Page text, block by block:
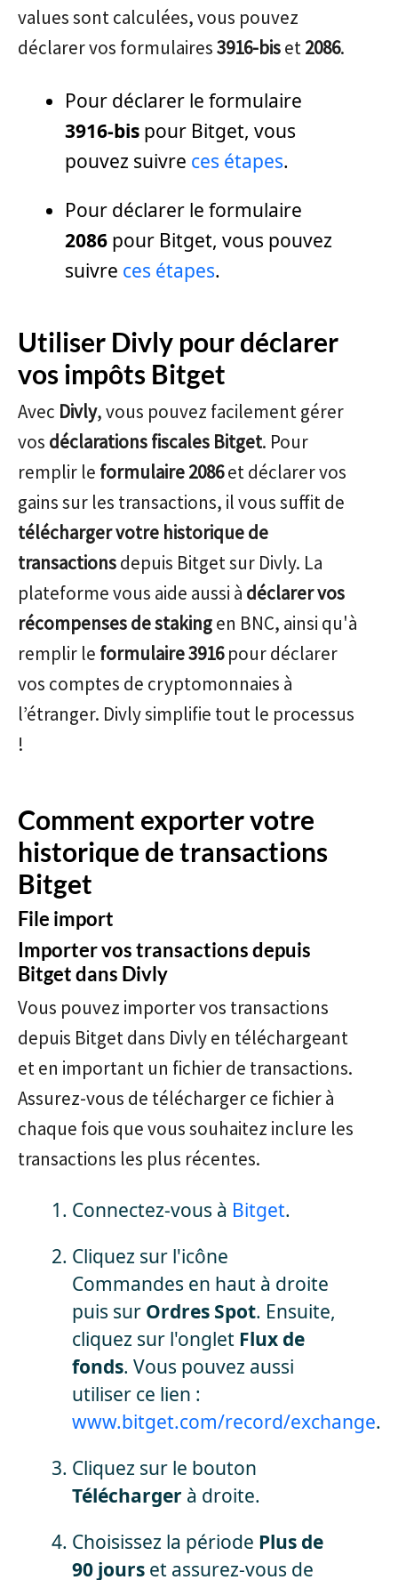
values sont calculées, vous pouvez
déclarer vos formulaires3916-biset2086.
Pour déclarer le formulaire
3916-bis pour Bitget, vous
pouvez suivre ces étapes.
Pour déclarer le formulaire
2086 pour Bitget, vous pouvez
suivre ces étapes.
Utiliser Divly pour déclarer
vos impôts Bitget
Avec Divly, vous pouvez facilement gérer
vos déclarations fiscales Bitget. Pour
remplir le formulaire 2086et déclarer vos
gains sur les transactions, il vous suffit de
télécharger votre historique de
transactionsdepuis Bitget sur Divly. La
plateforme vous aide aussi à déclarer vos
récompenses de stakingen BNC, ainsi qu'à
remplir le formulaire 3916pour déclarer
vos comptes de cryptomonnaies à
l’étranger. Divly simplifie tout le processus
!
Comment exporter votre
historique de transactions
Bitget
File import
Importer vos transactions depuis
Bitget dans Divly
Vous pouvez importer vos transactions
depuis Bitget dans Divly en téléchargeant
et en important un fichier de transactions.
Assurez-vous de télécharger ce fichier à
chaque fois que vous souhaitez inclure les
transactions les plus récentes.
Connectez-vous à Bitget.
Cliquez sur l'icône
Commandes en haut à droite
puis sur Ordres Spot. Ensuite,
cliquez sur l'onglet Flux de
fonds. Vous pouvez aussi
utiliser ce lien :
www.bitget.com/record/exchange.
Cliquez sur le bouton
Télécharger à droite.
Choisissez la période Plus de
90 jours et assurez-vous de